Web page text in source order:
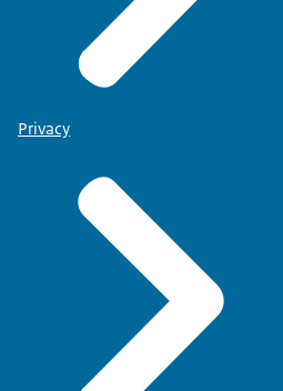
Privacy